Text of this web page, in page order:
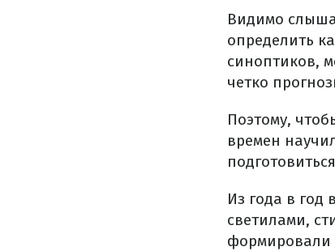
Видимо
определить
синоптиков,
четко
Поэтому,
времен
Из года в
светилами,
формировали